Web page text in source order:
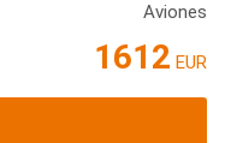
Aviones
1612 EUR